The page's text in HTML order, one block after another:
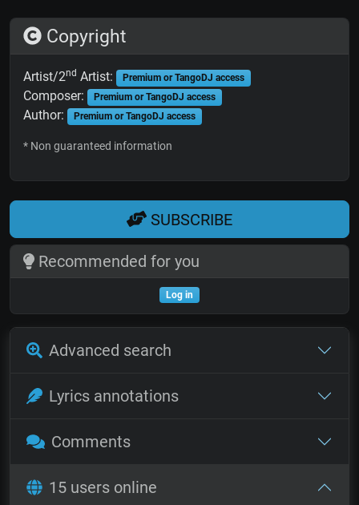
Copyright
Artist/2nd Artist: Premium or TangoDJ access
Composer: Premium or TangoDJ access
Author: Premium or TangoDJ access
* Non guaranteed information
SUBSCRIBE
Recommended for you
Log in
Advanced search
Lyrics annotations
Comments
15 users online